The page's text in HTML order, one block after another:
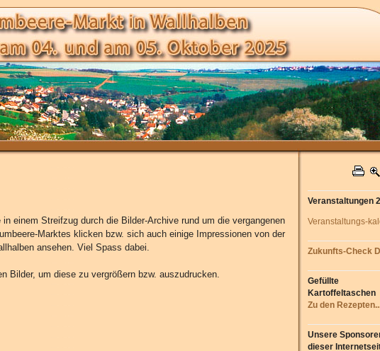
Veranstaltungen
Veranstaltungs-
Zukunfts-Check
Gefüllte
Kartoffeltaschen
Zu den
Unsere
dieser
einem Streifzug durch die Bilder-Archive rund um die vergangenen
Marktes klicken bzw. sich auch einige Impressionen von der
ansehen. Viel Spass dabei.
Bilder, um diese zu vergrößern bzw. auszudrucken.